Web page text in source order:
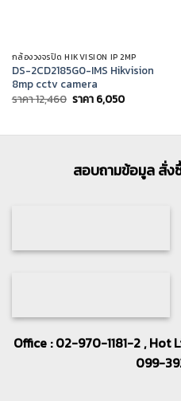
กล้องวงจรปิด HIKVISION IP 2MP
DS-2CD2185G0-IMS Hikvision
8mp cctv camera
ราคา12,460 Original
price
12,460.
ราคา 6,050Current
price
6,050.
สอบถามข้อมูล สั่ง
Office : 02-970-1181-2 , Hot
099-